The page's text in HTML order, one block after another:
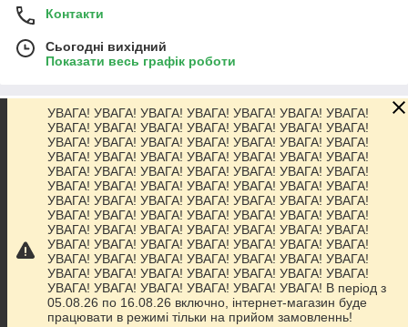
Контакти
Сьогодні вихідний
Показати весь графік роботи
Про нас
Контакти
Доставка та оплата
Графік роботи
Повна версія сайту
УВАГА! УВАГА! УВАГА! УВАГА! УВАГА! УВАГА! УВАГА!
УВАГА! УВАГА! УВАГА! УВАГА! УВАГА! УВАГА! УВАГА!
УВАГА! УВАГА! УВАГА! УВАГА! УВАГА! УВАГА! УВАГА!
УВАГА! УВАГА! УВАГА! УВАГА! УВАГА! УВАГА! УВАГА!
УВАГА! УВАГА! УВАГА! УВАГА! УВАГА! УВАГА! УВАГА!
УВАГА! УВАГА! УВАГА! УВАГА! УВАГА! УВАГА! УВАГА!
УВАГА! УВАГА! УВАГА! УВАГА! УВАГА! УВАГА! УВАГА!
УВАГА! УВАГА! УВАГА! УВАГА! УВАГА! УВАГА! УВАГА!
УВАГА! УВАГА! УВАГА! УВАГА! УВАГА! УВАГА! УВАГА!
УВАГА! УВАГА! УВАГА! УВАГА! УВАГА! УВАГА! УВАГА!
УВАГА! УВАГА! УВАГА! УВАГА! УВАГА! УВАГА! УВАГА!
УВАГА! УВАГА! УВАГА! УВАГА! УВАГА! УВАГА! УВАГА!
УВАГА! УВАГА! УВАГА! УВАГА! УВАГА! УВАГА! В період з
05.08.26 по 16.08.26 включно, інтернет-магазин буде
працювати в режимі тільки на прийом замовленнь!